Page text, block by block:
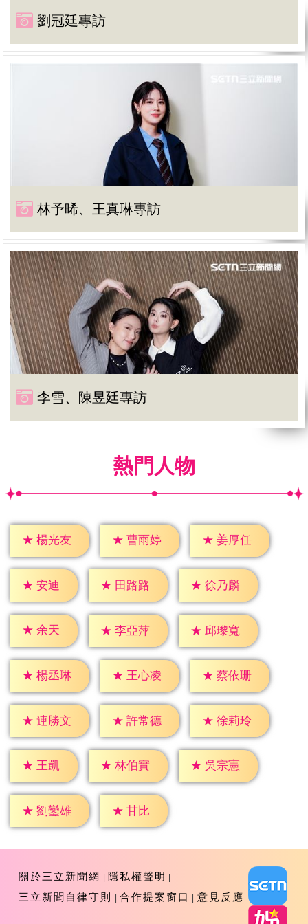
劉冠廷專訪
林予晞、王真琳專訪
李雪、陳昱廷專訪
熱門人物
★ 楊光友 ★ 曹雨婷 ★ 姜厚任
★ 安迪 ★ 田路路 ★ 徐乃麟
★ 余天 ★ 李亞萍 ★ 邱瓈寬
★ 楊丞琳 ★ 王心凌 ★ 蔡依珊
★ 連勝文 ★ 許常德 ★ 徐莉玲
★ 王凱 ★ 林伯實 ★ 吳宗憲
★ 劉鑾雄 ★ 甘比
關於三立新聞網
隱私權聲明
三立新聞自律守則
合作提案窗口 意見反應